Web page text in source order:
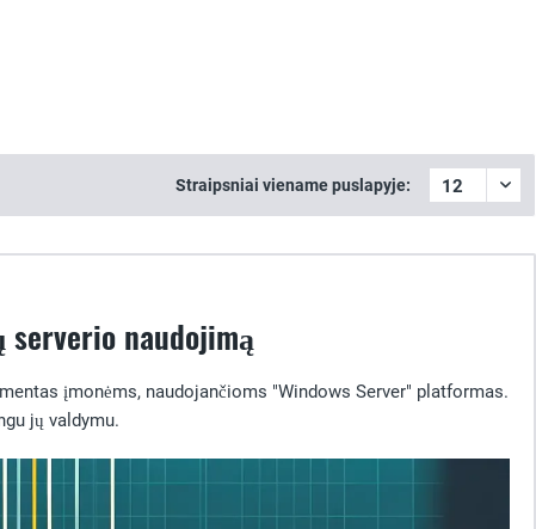
Straipsniai viename puslapyje:
serverio naudojimą
įmonėms, naudojančioms "Windows Server" platformas.
jų valdymu.